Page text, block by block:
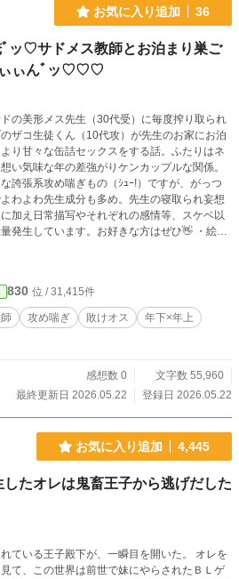
お気に入り追加 36
♡サドメス教師とお泊まり巣ご
ぃぃんﾞッ♡♡♡
の美形メス先生（30代受）に毎度搾り取られ
ザコ生徒くん（10代攻）が先生のお家にお泊
り甘々な缶詰セックスをする話。ふたりはネ
い気味な年の差強がりケンカップルな関係。
誇張系攻め喘ぎもの（ｼｭｰ!）ですが、がっつ
わよわ先生成分も多め。先生の寝取られ妄想
に加え日常描写やそれぞれの感情等、スケベ以
生しています。お好きな方はぜひ👋 ・絵文
ジ等に） https://wavebox.me/wave/8kg0rsmpi
830 位 / 31,415件
攻め喘ぎ 敗けオス
年下×年上
感想数 0
文字数 55,960
最終更新日 2026.05.22
登録日 2026.05.22
お気に入り追加 4,445
したオレは鬼畜王子から逃げだした
ている王子殿下が、一瞬目を開いた。 オレを
て、この世界は前世で妹にやらされたＢＬゲ